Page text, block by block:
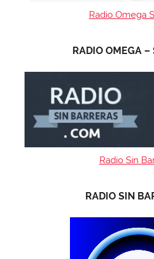
Radio Omega
RADIO OMEGA –
Radio Sin
RADIO SIN